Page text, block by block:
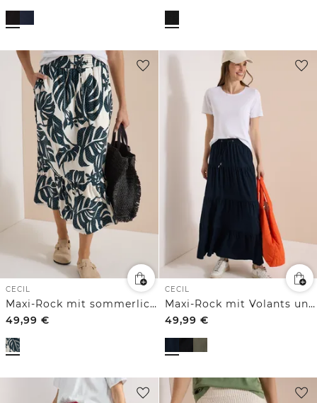
CECIL
Maxi-Rock mit sommerlichem Blättermuster
49,99 €
CECIL
Maxi-Rock mit Volants und Elastikbund
49,99 €